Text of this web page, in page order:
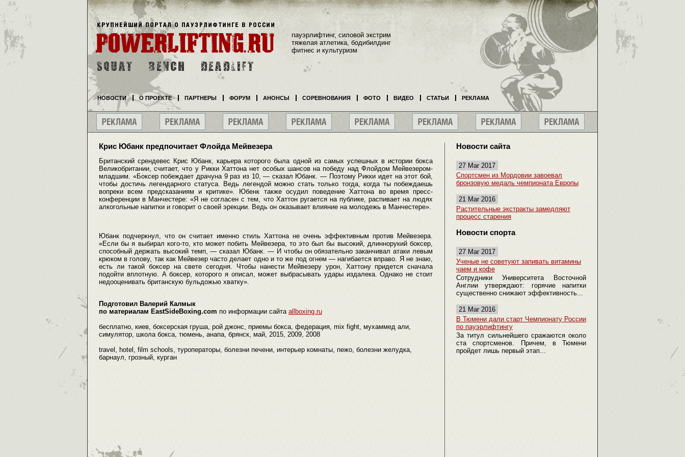
Крис Юбанк предпочитает Флойда Мейвезера
Британский срендевес Крис Юбанк, карьера которого была одной из самых успешных в истории бокса
Великобритании, считает, что у Рикки Хаттона нет особых шансов на победу над Флойдом Мейвезером-
младшим. «Боксер побеждает драчуна 9 раз из 10, — сказал Юбанк. — Поэтому Рикки идет на этот бой,
чтобы достичь легендарного статуса. Ведь легендой можно стать только тогда, когда ты побеждаешь
вопреки всем предсказаниям и критике». Юбенк также осудил поведение Хаттона во время пресс-
конференции в Манчестере: «Я не согласен с тем, что Хаттон ругается на публике, распивает на людях
алкогольные напитки и говорит о своей эрекции. Ведь он оказывает влияние на молодежь в Манчестере».
Юбанк подчеркнул, что он считает именно стиль Хаттона не очень эффективным против Мейвезера.
«Если бы я выбирал кого-то, кто может побить Мейвезера, то это был бы высокий, длиннорукий боксер,
способный держать высокий темп, — сказал Юбанк. — И чтобы он обязательно заканчивал атаки левым
крюком в голову, так как Мейвезер часто делает одно и то же под огнем — нагибается вправо. Я не знаю,
есть ли такой боксер на свете сегодня. Чтобы нанести Мейвезеру урон, Хаттону придется сначала
подойти вплотную. А боксер, которого я описал, может выбрасывать удары издалека. Однако не стоит
недооценивать британскую бульдожью хватку».
Подготовил Валерий Калмык
по материалам EastSideBoxing.com по информации сайта allboxing.ru
бесплатно, киев, боксерская груша, рой джонс, приемы бокса, федерация, mix fight, мухаммед али,
симулятор, школа бокса, тюмень, анапа, брянск, май, 2015, 2009, 2008
travel, hotel, film schools, туроператоры, болезни печени, интерьер комнаты, пежо, болезни желудка,
барнаул, грозный, курган
Новости сайта
27 Mar 2017
Спортсмен из Мордовии завоевал
бронзовую медаль чемпионата Европы
21 Mar 2016
Растительные экстракты замедляют
процесс старения
Новости спорта
27 Mar 2017
Ученые не советуют запивать витамины
чаем и кофе
Сотрудники Университета Восточной
Англии утверждают: горячие напитки
существенно снижают эффективность...
21 Mar 2016
В Тюмени дали старт Чемпионату России
по пауэрлифтингу
За титул сильнейшего сражаются около
ста спортсменов. Причем, в Тюмени
пройдет лишь первый этап...
пауэрлифтинг, силовой экстрим
тяжелая атлетика, бодибилдинг
фитнес и культуризм
НОВОСТИ О ПРОЕКТЕ ПАРТНЕРЫ ФОРУМ АНОНСЫ СОРЕВНОВАНИЯ ФОТО ВИДЕО СТАТЬИ РЕКЛАМА